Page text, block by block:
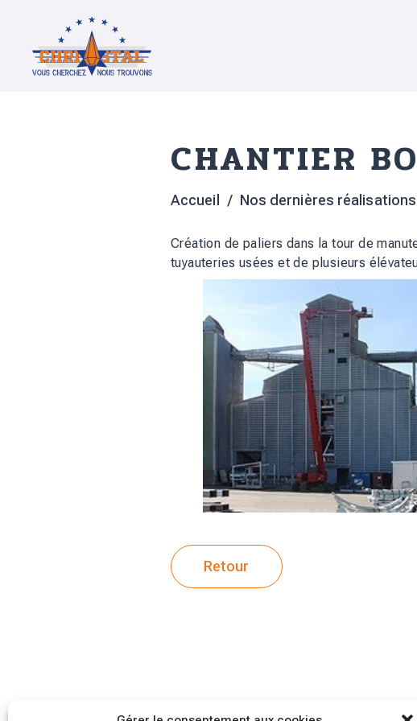
CHANTIER
Accueil Nos dernières réalisations
Création de paliers dans la tour de
tuyauteries usées et de plusieurs
Retour